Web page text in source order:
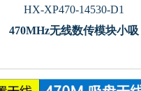
HX-XP470-14530-D1
470MHz无线数传模块小吸